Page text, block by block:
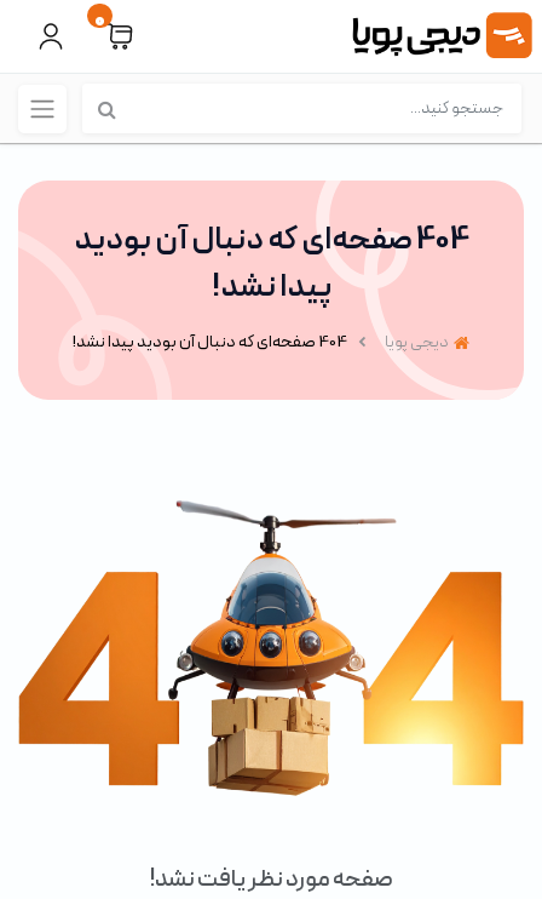
0
404 صفحه‌ای که دنبال آن بودید
پیدا نشد!
دیجی پویا 404 صفحه‌ای که دنبال آن بودید پیدا نشد!
صفحه مورد نظر یافت نشد!